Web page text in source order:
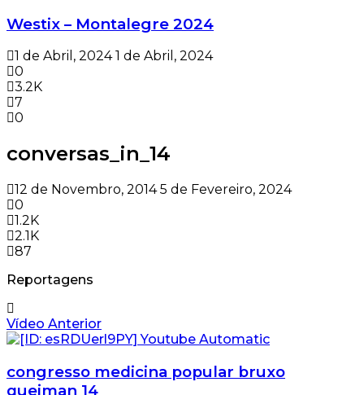
Westix – Montalegre 2024
1 de Abril, 2024 1 de Abril, 2024
0
3.2K
7
0
conversas_in_14
12 de Novembro, 2014 5 de Fevereiro, 2024
0
1.2K
2.1K
87
Reportagens
Vídeo Anterior
congresso medicina popular bruxo
queiman 14